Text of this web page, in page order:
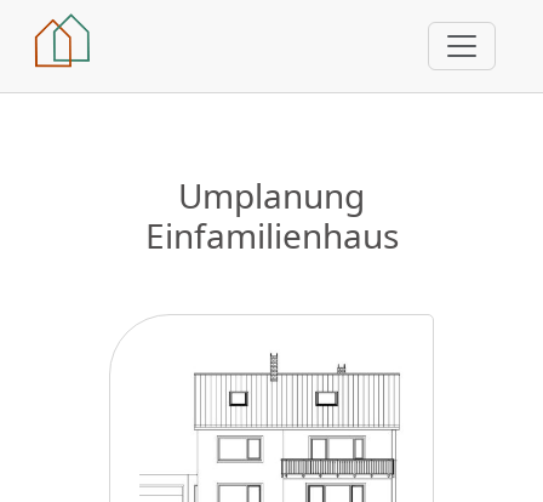
Umplanung
Einfamilienhaus